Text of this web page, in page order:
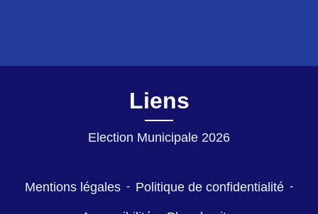
Liens
Election Municipale 2026
Mentions légales - Politique de confidentialité -